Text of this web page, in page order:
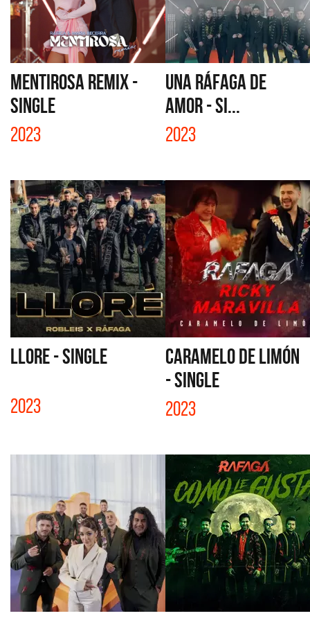
MENTIROSA REMIX -
SINGLE
2023
UNA RÁFAGA DE
AMOR - SI...
2023
LLORE - SINGLE
2023
CARAMELO DE LIMÓN
- SINGLE
2023